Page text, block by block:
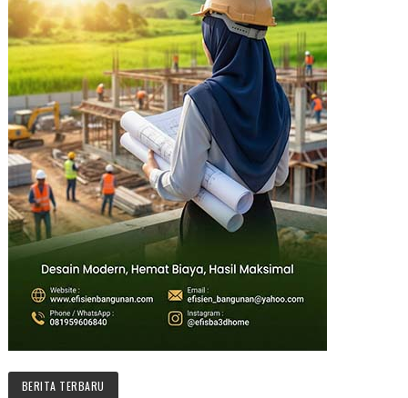
BERITA TERBARU